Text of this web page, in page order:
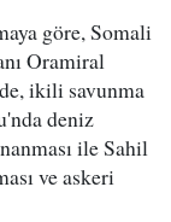
göre, Somali
Oramiral
ikili savunma
deniz
ile Sahil
ve askeri